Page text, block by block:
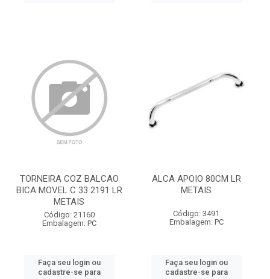
TORNEIRA COZ BALCAO
BICA MOVEL C 33 2191 LR
METAIS
Código: 21160
Embalagem: PC
Faça seu login ou
cadastre-se para
ALCA APOIO 80CM LR
METAIS
Código: 3491
Embalagem: PC
Faça seu login ou
cadastre-se para